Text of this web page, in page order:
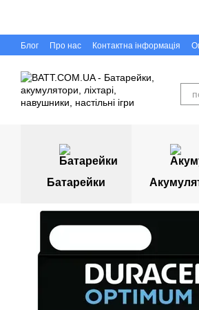
Блог Про нас Контактна інформація
Батарейки